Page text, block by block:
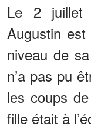
Le 2 juillet
Augustin
niveau de
n’a pas pu
les coups de
fille était à